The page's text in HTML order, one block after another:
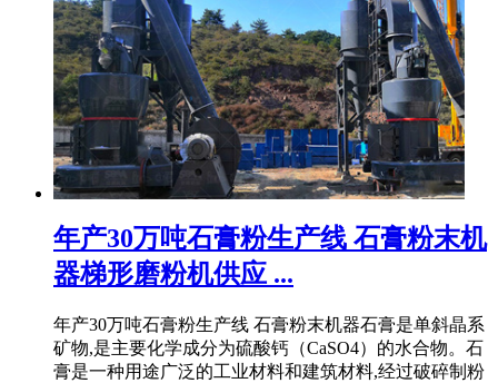
年产30万吨石膏粉生产线 石膏粉末机
器梯形磨粉机供应 ...
年产30万吨石膏粉生产线 石膏粉末机器石膏是单斜晶系
矿物,是主要化学成分为硫酸钙（CaSO4）的水合物。石
膏是一种用途广泛的工业材料和建筑材料,经过破碎制粉